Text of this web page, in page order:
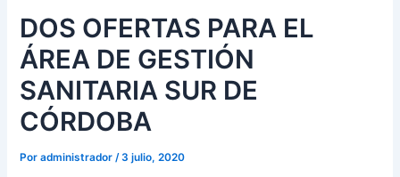
DOS OFERTAS PARA EL
ÁREA DE GESTIÓN
SANITARIA SUR DE
CÓRDOBA
Poradministrador /3 julio, 2020